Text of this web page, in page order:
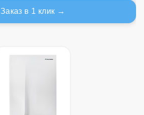
Заказ в 1 клик